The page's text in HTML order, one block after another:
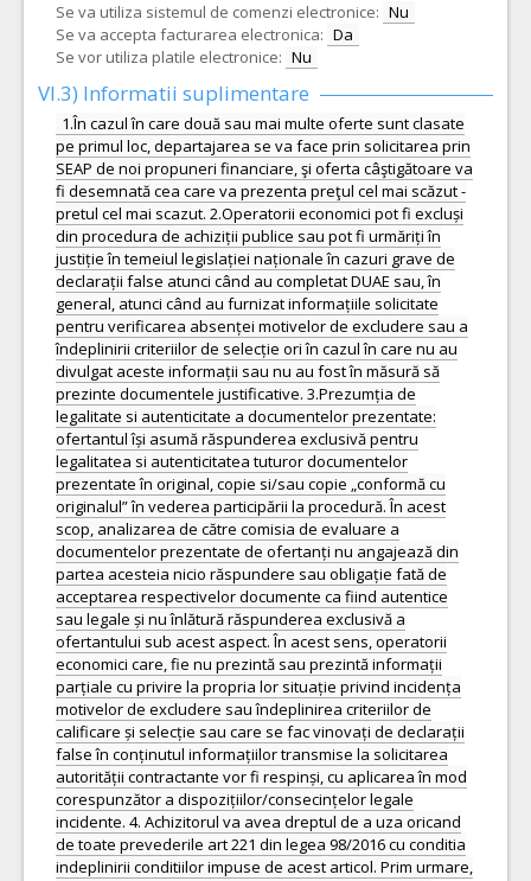
Se va utiliza sistemul de comenzi electronice: Nu
Se va accepta facturarea electronica: Da
Se vor utiliza platile electronice: Nu
VI.3) Informatii suplimentare
1.În cazul în care două sau mai multe oferte sunt clasate
pe primul loc, departajarea se va face prin solicitarea prin
SEAP de noi propuneri financiare, şi oferta câştigătoare va
fi desemnată cea care va prezenta preţul cel mai scăzut -
pretul cel mai scazut. 2.Operatorii economici pot fi excluși
din procedura de achiziții publice sau pot fi urmăriți în
justiție în temeiul legislației naționale în cazuri grave de
declarații false atunci când au completat DUAE sau, în
general, atunci când au furnizat informațiile solicitate
pentru verificarea absenței motivelor de excludere sau a
îndeplinirii criteriilor de selecție ori în cazul în care nu au
divulgat aceste informații sau nu au fost în măsură să
prezinte documentele justificative. 3.Prezumția de
legalitate si autenticitate a documentelor prezentate:
ofertantul își asumă răspunderea exclusivă pentru
legalitatea si autenticitatea tuturor documentelor
prezentate în original, copie si/sau copie „conformă cu
originalul” în vederea participării la procedură. În acest
scop, analizarea de către comisia de evaluare a
documentelor prezentate de ofertanți nu angajează din
partea acesteia nicio răspundere sau obligație fată de
acceptarea respectivelor documente ca fiind autentice
sau legale și nu înlătură răspunderea exclusivă a
ofertantului sub acest aspect. În acest sens, operatorii
economici care, fie nu prezintă sau prezintă informații
parțiale cu privire la propria lor situație privind incidența
motivelor de excludere sau îndeplinirea criteriilor de
calificare și selecție sau care se fac vinovați de declarații
false în conținutul informațiilor transmise la solicitarea
autorității contractante vor fi respinși, cu aplicarea în mod
corespunzător a dispozițiilor/consecințelor legale
incidente. 4. Achizitorul va avea dreptul de a uza oricand
de toate prevederile art 221 din legea 98/2016 cu conditia
indeplinirii conditiilor impuse de acest articol. Prim urmare,